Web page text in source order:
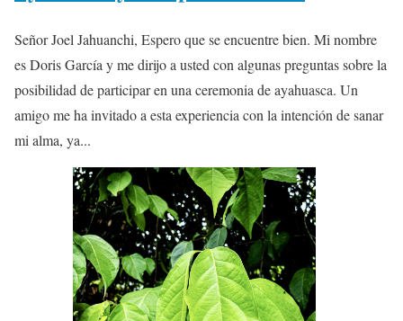
Señor Joel Jahuanchi, Espero que se encuentre bien. Mi nombre
es Doris García y me dirijo a usted con algunas preguntas sobre la
posibilidad de participar en una ceremonia de ayahuasca. Un
amigo me ha invitado a esta experiencia con la intención de sanar
mi alma, ya...